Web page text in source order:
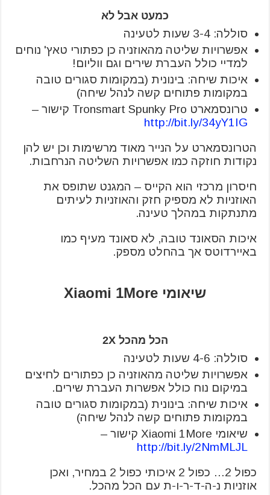
כמעט אבל לא
סוללה: 3-4 שעות לטעינה
אפשרויות שליטה מהאוזניה כן כפתורי טאץ' נוחים
למדיי כולל העברת שירים וגם ווליום!
איכות שיחה: בינונית (במקומות סגורים טובה
במקומות פתוחים קשה לנהל שיחה)
טרונסמארט Tronsmart Spunky Pro קישור –
http://bit.ly/34yY1IG
הטרונסמארט על הנייר מאוד מרשימות וכן יש להן
נקודות חוזקה כמו אפשרויות השליטה הנרחבות.
חיסרון מרכזי הוא הקייס – המגנט שתופס את
האוזניות לא מספיק חזק והאוזניות לעיתים
מתנתקות במהלך טעינה.
איכות הסאונד טובה, לא סאונד מעיף כמו
באיירדוטס אך בהחלט מספק.
שיאומי Xiaomi 1More
הכל מהכל 2X
סוללה: 4-6 שעות לטעינה
אפשרויות שליטה מהאוזניה כן כפתורים לחיצים
במיקום נוח כולל אפשרות העברת שירים.
איכות שיחה: בינונית (במקומות סגורים טובה
במקומות פתוחים קשה לנהל שיחה)
שיאומי Xiaomi 1More קישור –
http://bit.ly/2NmMLJL
כפול 2… כפול 2 איכותי כפול 2 במחיר, ואכן
אוזניות נ-ה-ד-ר-ו-ת עם הכל מהכל.